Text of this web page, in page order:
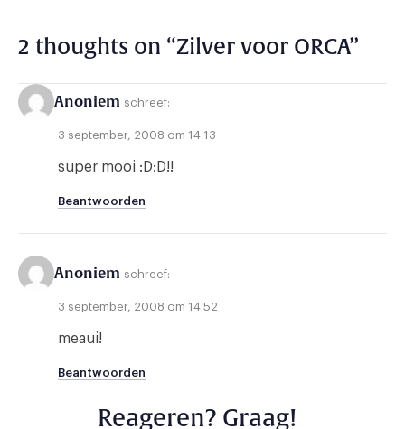
2 thoughts on “Zilver voor ORCA”
Anoniem schreef:
3 september, 2008 om 14:13
super mooi :D:D!!
Beantwoorden
Anoniem schreef:
3 september, 2008 om 14:52
meaui!
Beantwoorden
Reageren? Graag!